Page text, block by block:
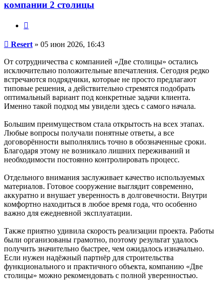
компании 2 столицы
Сообщение
Resert » 05 июн 2026, 16:43
От сотрудничества с компанией «Две столицы» остались
исключительно положительные впечатления. Сегодня редко
встречаются подрядчики, которые не просто предлагают
типовые решения, а действительно стремятся подобрать
оптимальный вариант под конкретные задачи клиента.
Именно такой подход мы увидели здесь с самого начала.
Большим преимуществом стала открытость на всех этапах.
Любые вопросы получали понятные ответы, а все
договорённости выполнялись точно в обозначенные сроки.
Благодаря этому не возникало лишних переживаний и
необходимости постоянно контролировать процесс.
Отдельного внимания заслуживает качество используемых
материалов. Готовое сооружение выглядит современно,
аккуратно и внушает уверенность в долговечности. Внутри
комфортно находиться в любое время года, что особенно
важно для ежедневной эксплуатации.
Также приятно удивила скорость реализации проекта. Работы
были организованы грамотно, поэтому результат удалось
получить значительно быстрее, чем ожидалось изначально.
Если нужен надёжный партнёр для строительства
функционального и практичного объекта, компанию «Две
столицы» можно рекомендовать с полной уверенностью.